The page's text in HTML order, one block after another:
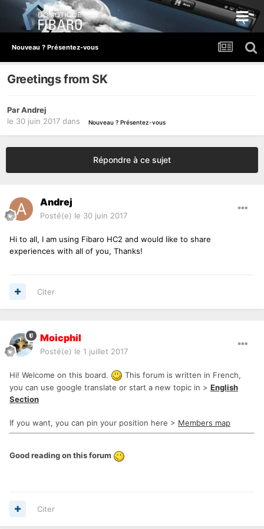
Nouveau ? Présentez-vous
Greetings from SK
ParAndrej
le 30 juin 2017 dans Nouveau ? Présentez-vous
Répondre à ce sujet
Andrej
Posté(e) le 30 juin 2017
Hi to all, I am using Fibaro HC2 and would like to share
experiences with all of you, Thanks!
Citer
Moicphil
Posté(e) le 1 juillet 2017
Hi! Welcome on this board.
This forum is written in French,
you can use google translate or start a new topic in > English
Section
If you want, you can pin your position here > Members map
Good reading on this forum
Citer